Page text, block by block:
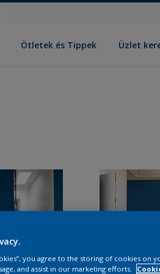
Ötletek és Tippek Üzlet
you agree to the storing of cookies on
and assist in our marketing efforts.